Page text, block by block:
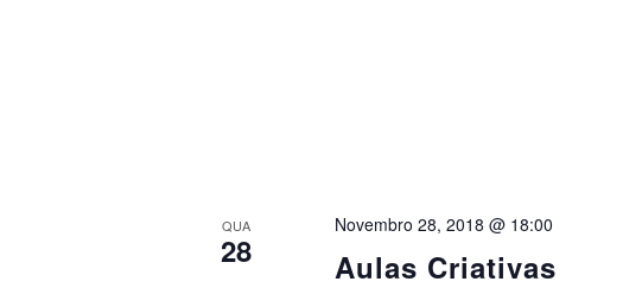
QUA
28 Aulas Criativas
Novembro 28, 2018 @ 18:00